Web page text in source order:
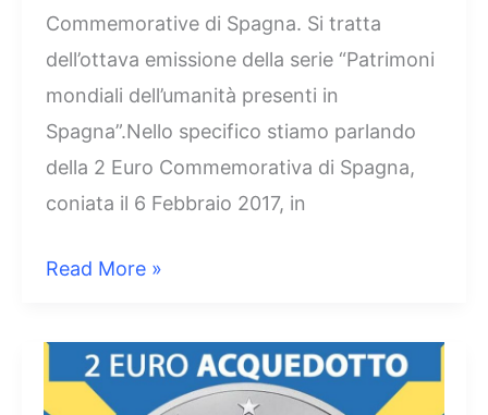
Commemorative di Spagna. Si tratta
dell’ottava emissione della serie “Patrimoni
mondiali dell’umanità presenti in
Spagna”.Nello specifico stiamo parlando
della 2 Euro Commemorativa di Spagna,
coniata il 6 Febbraio 2017, in
2
Spagna
2017
Read More »